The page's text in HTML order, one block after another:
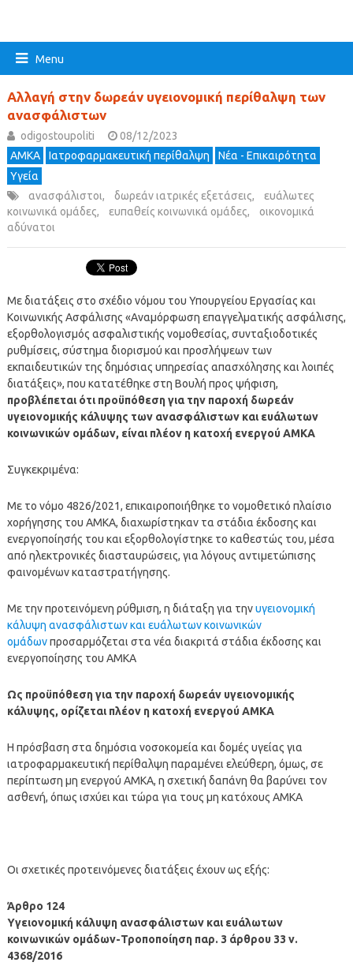
Menu
Αλλαγή στην δωρεάν υγειονομική περίθαλψη των
ανασφάλιστων
odigostoupoliti
08/12/2023
ΑΜΚΑ
Ιατροφαρμακευτική περίθαλψη
Νέα - Επικαιρότητα
Υγεία
ανασφάλιστοι, δωρεάν ιατρικές εξετάσεις,
ευάλωτες
κοινωνικά ομάδες, ευπαθείς κοινωνικά ομάδες,
οικονομικά
αδύνατοι
Με διατάξεις στο σχέδιο νόμου του Υπουργείου Εργασίας και
Κοινωνικής Ασφάλισης «Αναμόρφωση επαγγελματικής ασφάλισης,
εξορθολογισμός ασφαλιστικής νομοθεσίας, συνταξιοδοτικές
ρυθμίσεις, σύστημα διορισμού και προσλήψεων των
εκπαιδευτικών της δημόσιας υπηρεσίας απασχόλησης και λοιπές
διατάξεις», που κατατέθηκε στη Βουλή προς ψήφιση,
προβλέπεται ότι προϋπόθεση για την παροχή δωρεάν
υγειονομικής κάλυψης των ανασφάλιστων και ευάλωτων
κοινωνικών ομάδων, είναι πλέον η κατοχή ενεργού ΑΜΚΑ
Συγκεκριμένα:
Με το νόμο 4826/2021, επικαιροποιήθηκε το νομοθετικό πλαίσιο
χορήγησης του ΑΜΚΑ, διαχωρίστηκαν τα στάδια έκδοσης και
ενεργοποίησής του και εξορθολογίστηκε το καθεστώς του, μέσα
από ηλεκτρονικές διασταυρώσεις, για λόγους αντιμετώπισης
φαινομένων καταστρατήγησης.
Με την προτεινόμενη ρύθμιση, η διάταξη για τηνυγειονομική
κάλυψη ανασφάλιστων και ευάλωτων κοινωνικών
ομάδωνπροσαρμόζεται στα νέα διακριτά στάδια έκδοσης και
ενεργοποίησης του ΑΜΚΑ
Ως προϋπόθεση για την παροχή δωρεάν υγειονομικής
κάλυψης, ορίζεται πλέον η κατοχή ενεργού ΑΜΚΑ
Η πρόσβαση στα δημόσια νοσοκομεία και δομές υγείας για
ιατροφαρμακευτική περίθαλψη παραμένει ελεύθερη, όμως, σε
περίπτωση μη ενεργού ΑΜΚΑ, η σχετική δαπάνη θα βαρύνει τον
ασθενή, όπως ισχύει και τώρα για τους μη κατόχους ΑΜΚΑ
Οι σχετικές προτεινόμενες διατάξεις έχουν ως εξής:
Άρθρο 124
Υγειονομική κάλυψη ανασφάλιστων και ευάλωτων
κοινωνικών ομάδων-Τροποποίηση παρ. 3 άρθρου 33 ν.
4368/2016